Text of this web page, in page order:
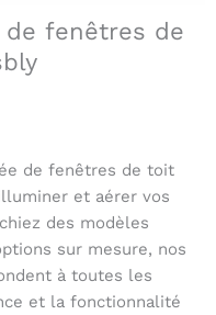
fenêtres de
de fenêtres de toit
et aérer vos
des modèles
sur mesure, nos
à toutes les
et la fonctionnalité